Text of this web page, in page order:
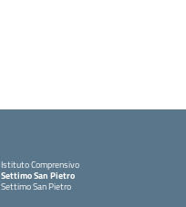
Istituto Comprensivo
Settimo San Pietro
Settimo San Pietro